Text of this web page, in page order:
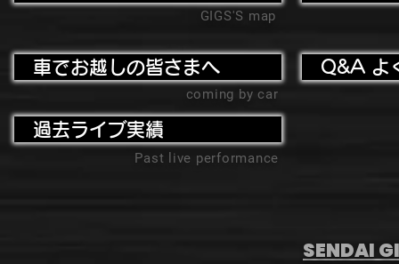
GIGS'S map
車でお越しの皆さまへ
coming by car
過去ライブ実績
Past live performance
Q&A よ
SENDAI